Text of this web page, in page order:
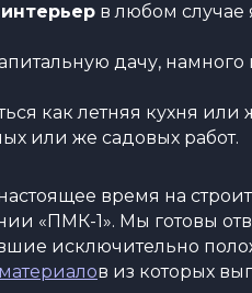
в любом
дачу, намного
как летняя кухня
или же садовых работ.
время на
«ПМК-1». Мы готовы
исключительно
в из которых